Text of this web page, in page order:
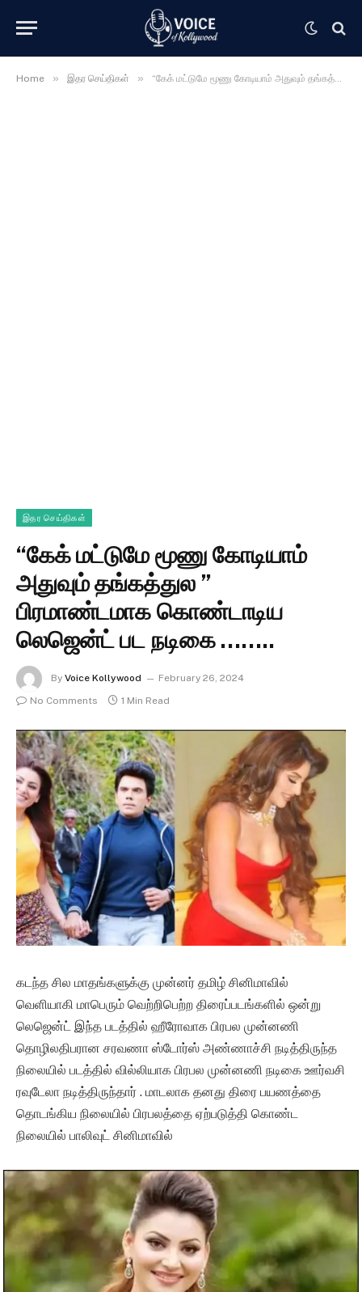
Home » இதர செய்திகள் » “கேக் மட்டுமே மூணு கோடியாம் அதுவும் தங்கத்துல ” பிரமாண்டமாக கொண்டாடிய லெஜென்ட் பட நடிகை ……..
இதர செய்திகள்
“கேக் மட்டுமே மூணு கோடியாம்
அதுவும் தங்கத்துல ”
பிரமாண்டமாக கொண்டாடிய
லெஜென்ட் பட நடிகை ……..
By Voice Kollywood
February 26, 2024
No Comments
1 Min Read
கடந்த சில மாதங்களுக்கு முன்னர் தமிழ் சினிமாவில்
வெளியாகி மாபெரும் வெற்றிபெற்ற திரைப்படங்களில் ஒன்று
லெஜென்ட் இந்த படத்தில் ஹீரோவாக பிரபல முன்னணி
தொழிலதிபரான சரவணா ஸ்டோர்ஸ் அண்ணாச்சி நடித்திருந்த
நிலையில் படத்தில் வில்லியாக பிரபல முன்னணி நடிகை ஊர்வசி
ரவுடேலா நடித்திருந்தார் . மாடலாக தனது திரை பயணத்தை
தொடங்கிய நிலையில் பிரபலத்தை ஏற்படுத்தி கொண்ட
நிலையில் பாலிவுட் சினிமாவில்